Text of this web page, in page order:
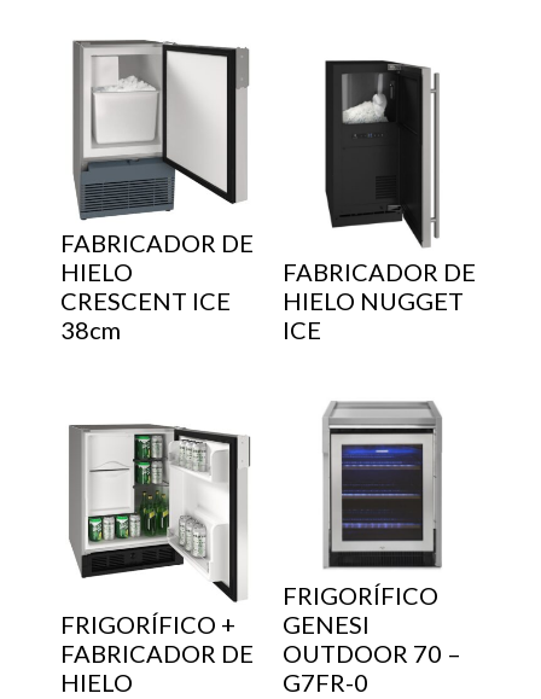
FABRICADOR DE
HIELO
CRESCENT ICE
38cm
FABRICADOR DE
HIELO NUGGET
ICE
FRIGORÍFICO +
FABRICADOR DE
HIELO
FRIGORÍFICO
GENESI
OUTDOOR 70 –
G7FR-0